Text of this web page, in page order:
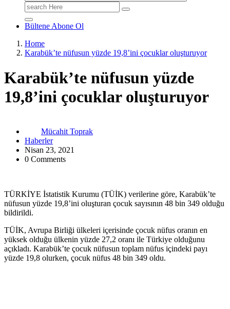
Search
for:
Bültene Abone Ol
Home
Karabük’te nüfusun yüzde 19,8’ini çocuklar oluşturuyor
Karabük’te nüfusun yüzde
19,8’ini çocuklar oluşturuyor
Mücahit Toprak
Haberler
Nisan 23, 2021
0 Comments
TÜRKİYE İstatistik Kurumu (TÜİK) verilerine göre, Karabük’te
nüfusun yüzde 19,8’ini oluşturan çocuk sayısının 48 bin 349 olduğu
bildirildi.
TÜİK, Avrupa Birliği ülkeleri içerisinde çocuk nüfus oranın en
yüksek olduğu ülkenin yüzde 27,2 oranı ile Türkiye olduğunu
açıkladı. Karabük’te çocuk nüfusun toplam nüfus içindeki payı
yüzde 19,8 olurken, çocuk nüfus 48 bin 349 oldu.